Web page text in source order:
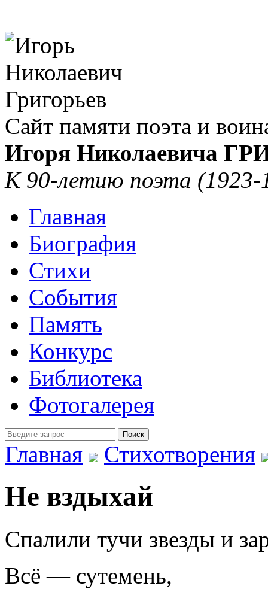
Сайт памяти поэта и
Игоря Николаевича
К 90-летию поэта (1923-
Главная
Биография
Стихи
События
Память
Конкурс
Библиотека
Фотогалерея
Главная
Стихотворения
Не вздыхай
Спалили тучи звезды и
Всё — сутемень,